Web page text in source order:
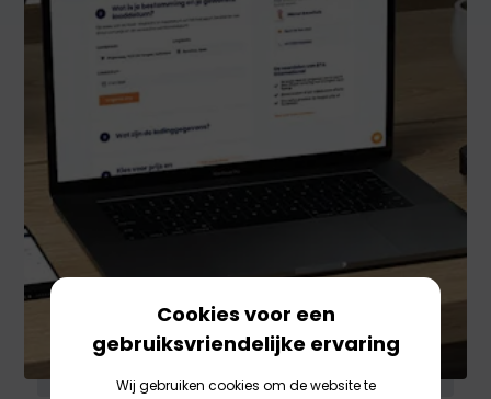
Cookies voor een
gebruiksvriendelijke ervaring
Wij gebruiken cookies om de website te